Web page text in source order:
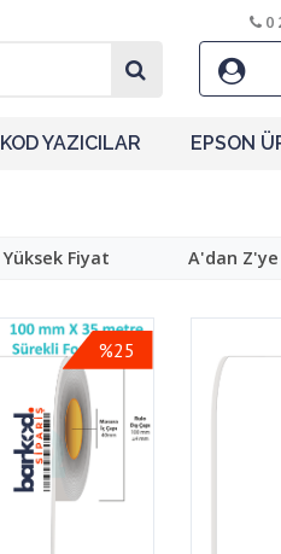
0
YAZICILAR EPSON
Yüksek Fiyat A'dan Z'ye
%25